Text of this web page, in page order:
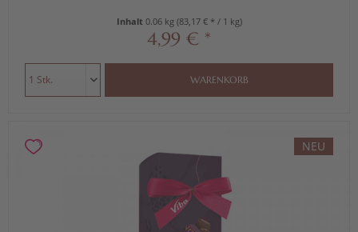
Inhalt 0.06 kg (83,17 € * / 1 kg)
4,99 € *
WARENKORB
NEU